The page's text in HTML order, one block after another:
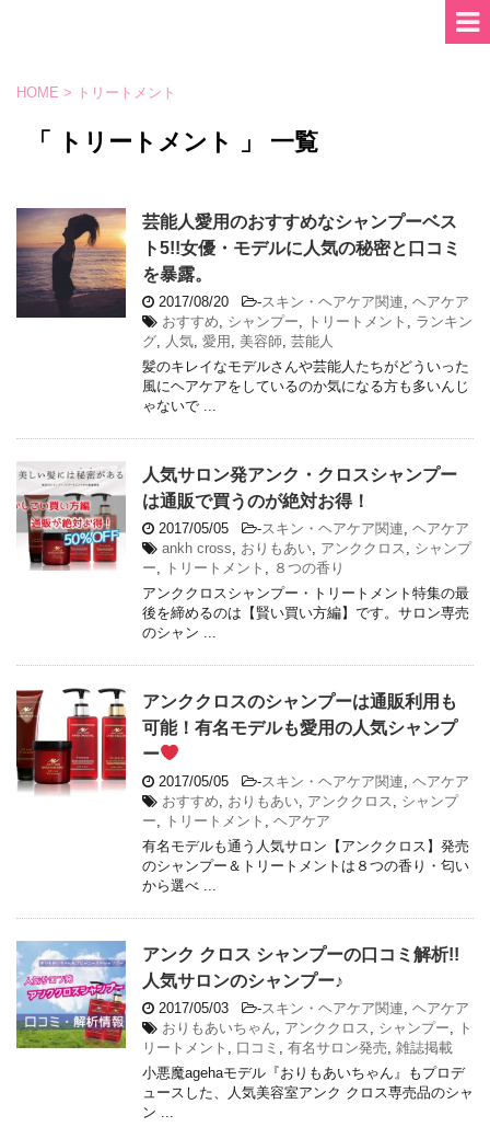
HOME > トリートメント
「 トリートメント 」 一覧
芸能人愛用のおすすめなシャンプーベス
ト5!!女優・モデルに人気の秘密と口コミ
を暴露。
2017/08/20 -スキン・ヘアケア関連 ヘアケア
おすすめ
シャンプー トリートメント
ランキン
グ
人気 愛用 美容師 芸能人
髪のキレイなモデルさんや芸能人たちがどういった
風にヘアケアをしているのか気になる方も多いんじ
ゃないで ...
人気サロン発アンク・クロスシャンプー
は通販で買うのが絶対お得！
2017/05/05 -スキン・ヘアケア関連 ヘアケア
ankh cross
おりもあい アンククロス
シャンプ
ー
トリートメント
８つの香り
アンククロスシャンプー・トリートメント特集の最
後を締めるのは【賢い買い方編】です。サロン専売
のシャン ...
アンククロスのシャンプーは通販利用も
可能！有名モデルも愛用の人気シャンプ
ー
2017/05/05 -スキン・ヘアケア関連 ヘアケア
おすすめ
おりもあい アンククロス
シャンプ
ー
トリートメント
ヘアケア
有名モデルも通う人気サロン【アンククロス】発売
のシャンプー＆トリートメントは８つの香り・匂い
から選べ ...
アンク クロス シャンプーの口コミ解析!!
人気サロンのシャンプー♪
2017/05/03 -スキン・ヘアケア関連 ヘアケア
おりもあいちゃん
アンククロス シャンプー
ト
リートメント
口コミ 有名サロン発売 雑誌掲載
小悪魔agehaモデル『おりもあいちゃん』もプロデ
ュースした、人気美容室アンク クロス専売品のシャ
ン ...